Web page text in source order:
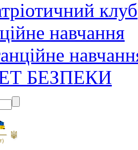
клуб
навчання
БЕЗПЕКИ